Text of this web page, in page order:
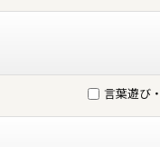
言葉遊び